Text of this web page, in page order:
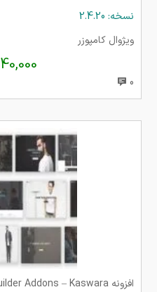
نسخه: 2.4.20
ویژوال کامپوزر
40,000 تومان
0
افزونه Modern WPBakery Page Builder Addons – Kaswara